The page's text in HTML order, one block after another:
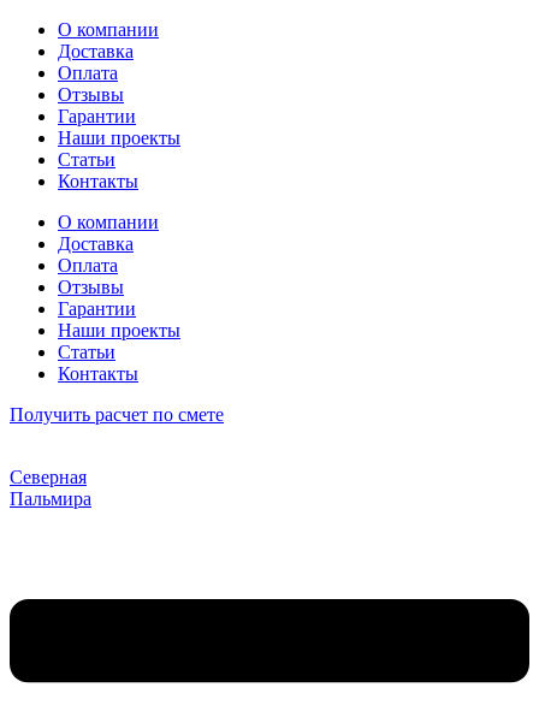
Перейти
содержимому
О компании
Доставка
Оплата
Отзывы
Гарантии
Наши проекты
Статьи
Контакты
О компании
Доставка
Оплата
Отзывы
Гарантии
Наши проекты
Статьи
Контакты
Получить расчет по смете
Северная
Пальмира